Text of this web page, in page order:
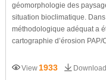
géomorphologie des
situation bioclimatique.
méthodologique adéquat a
cartographie d’érosion
View 1933 Download